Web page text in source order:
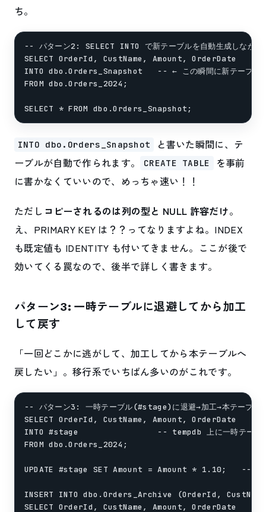
ち。
-- パターン2: SELECT INTO で新テーブルを自動生成しながら
SELECT OrderId, CustName, Amount, OrderDate
INTO dbo.Orders_Snapshot   -- ← この瞬間に新テーブル
FROM dbo.Orders_2024;
INTO dbo.Orders_Snapshot
と書いた瞬間に、テ
ーブルが自動で作られます。
CREATE TABLE
を事前
に書かなくていいので、めっちゃ速い！！
ただし コピーされるのは列の型と NULL 許容だけ。
え、PRIMARY KEY は？？ってなりますよね。INDEX
も既定値も IDENTITY も付いてきません。ここが後で
効いてくる罠なので、後半で詳しく書きます。
パターン3: 一時テーブルに退避してから加工
して戻す
「一回どこかに逃がして、加工してから本テーブルへ
戻したい」。移行系でいちばん多いのがこれです。
-- パターン3: 一時テーブル(#stage)に退避→加工→本テーブル
SELECT OrderId, CustName, Amount, OrderDate
INTO #stage                -- tempdb 上に一時テーブル
FROM dbo.Orders_2024;
UPDATE #stage SET Amount = Amount * 1.10;   -- 退避
INSERT INTO dbo.Orders_Archive (OrderId,
SELECT OrderId, CustName, Amount, OrderDate